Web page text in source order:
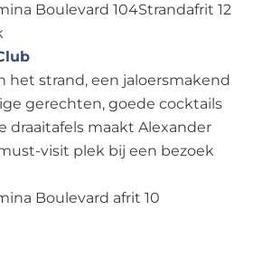
Boulevard 104Strandafrit 12
het strand, een jaloersmakend
gerechten, goede cocktails
draaitafels maakt Alexander
visit plek bij een bezoek
Boulevard afrit 10